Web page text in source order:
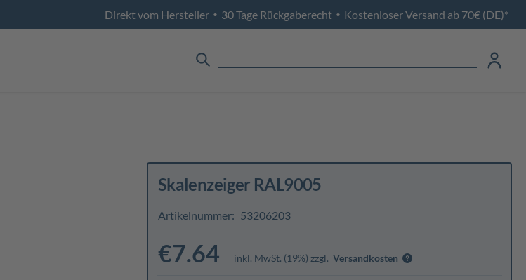
Direkt vom Hersteller • 30 Tage Rückgaberecht • Kostenloser Versand ab 70€ (DE)*
Skalenzeiger RAL9005
Artikelnummer: 53206203
€7.64 inkl. MwSt. (19%) zzgl. Versandkosten